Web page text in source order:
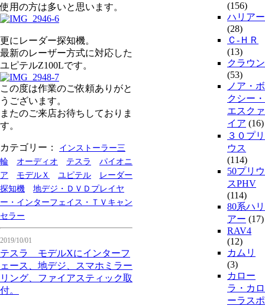
使用の方は多いと思います。
更にレーダー探知機。
最新のレーザー方式に対応した
ユピテルZ100Lです。
この度は作業のご依頼ありがと
うございます。
またのご来店お待ちしておりま
す。
カテゴリー：
インストーラー三
輪
オーディオ テスラ
パイオニ
ア
モデルＸ ユピテル
レーダー
探知機
地デジ・ＤＶＤプレイヤ
ー・インターフェイス・ＴＶキャン
セラー
2019/10/01
テスラ モデルXにインターフ
ェース、地デジ、スマホミラー
リング、ファイアスティック取
付。
(156)
ハリアー
(28)
Ｃ-ＨＲ
(13)
クラウン
(53)
ノア・ボ
クシー・
エスクァ
イア (16)
３０プリ
ウス
(114)
50プリウ
スPHV
(114)
80系ハリ
アー (17)
RAV4
(12)
カムリ
(3)
カロー
ラ・カロ
ーラスポ